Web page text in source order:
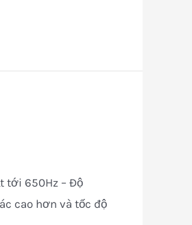
tới 650Hz – Độ
cao hơn và tốc độ